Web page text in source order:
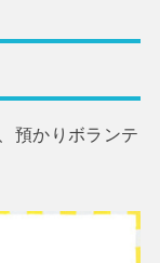
預かりボランテ